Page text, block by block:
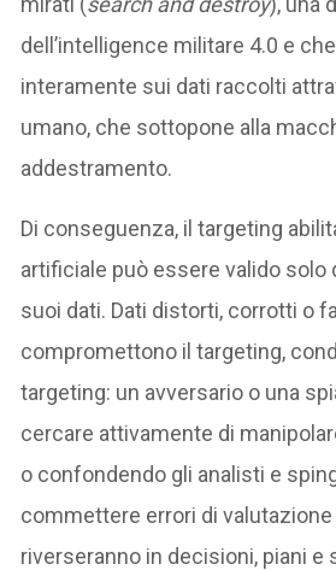
dell’intelligence militare 4.0 e che
interamente sui dati raccolti
umano, che sottopone alla
addestramento.
Di conseguenza, il targeting
artificiale può essere valido solo
suoi dati. Dati distorti, corrotti o
compromettono il targeting,
targeting: un avversario o una
cercare attivamente di
o confondendo gli analisti e
commettere errori di
riverseranno in decisioni, piani e